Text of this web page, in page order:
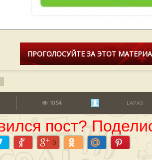
ПРОГОЛОСУЙТЕ ЗА ЭТОТ
1054 LAPAS
пост?
0